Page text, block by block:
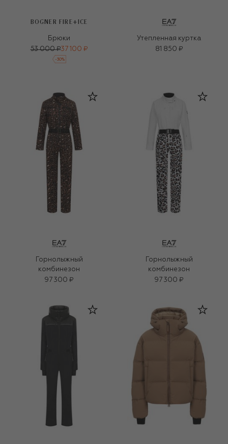
BOGNER FIRE+ICE
Брюки
53 000 ₽37 100 ₽
-30%
Утепленная куртка
81 850 ₽
Горнолыжный
комбинезон
97 300 ₽
Горнолыжный
комбинезон
97 300 ₽